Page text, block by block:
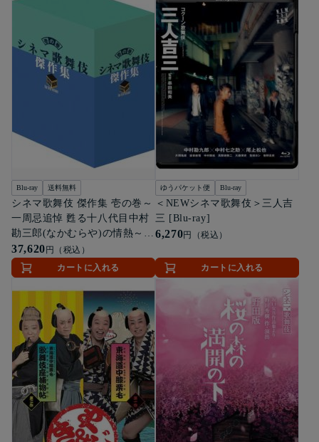
Blu-ray 送料無料
シネマ歌舞伎 傑作集 壱の巻～
一周忌追悼 甦る十八代目中村
勘三郎(なかむらや)の情熱～
[Blu-ray]
37,620 円（税込）
カートに入れる
ゆうパケット便 Blu-ray
＜NEWシネマ歌舞伎＞三人吉
三 [Blu-ray]
6,270円（税込）
カートに入れる